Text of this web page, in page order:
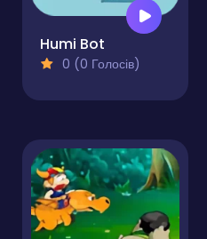
Humi Bot
0 (0 Голосів)